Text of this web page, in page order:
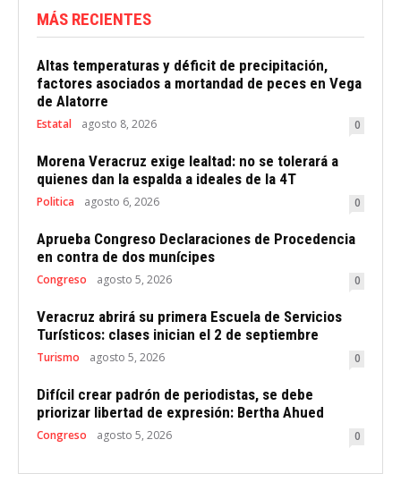
MÁS RECIENTES
Altas temperaturas y déficit de precipitación,
factores asociados a mortandad de peces en Vega
de Alatorre
Estatal agosto 8, 2026 0
Morena Veracruz exige lealtad: no se tolerará a
quienes dan la espalda a ideales de la 4T
Politica agosto 6, 2026 0
Aprueba Congreso Declaraciones de Procedencia
en contra de dos munícipes
Congreso agosto 5, 2026 0
Veracruz abrirá su primera Escuela de Servicios
Turísticos: clases inician el 2 de septiembre
Turismo agosto 5, 2026 0
Difícil crear padrón de periodistas, se debe
priorizar libertad de expresión: Bertha Ahued
Congreso agosto 5, 2026 0